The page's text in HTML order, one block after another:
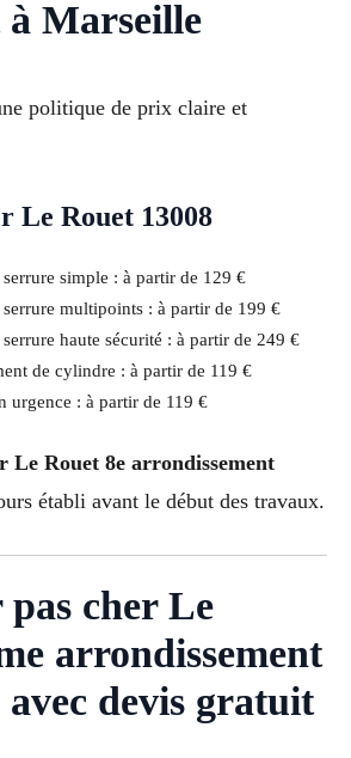
Marseille
politique de prix claire et
Le Rouet 13008
simple : à partir de 129 €
multipoints : à partir de 199 €
haute sécurité : à partir de 249 €
de cylindre : à partir de 119 €
urgence : à partir de 119 €
Le Rouet 8e arrondissement
établi avant le début des travaux.
cher Le
arrondissement
devis gratuit